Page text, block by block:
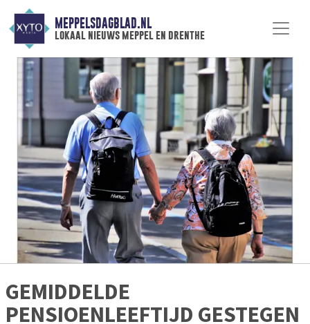
MEPPELSDAGBLAD.NL
lokaal nieuws meppel en drenthe
GEMIDDELDE
PENSIOENLEEFTIJD GESTEGEN